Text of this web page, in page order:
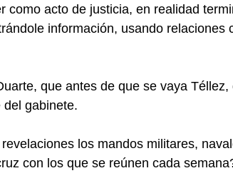
como acto de justicia, en realidad
información, usando relaciones
que antes de que se vaya Téllez,
gabinete.
los mandos militares,
con los que se reúnen cada